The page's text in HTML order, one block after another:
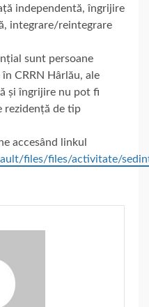
independentă, îngrijire
integrare/reintegrare
sunt persoane
CRRN Hârlău, ale
și îngrijire nu pot fi
rezidență de tip
accesând linkul
files/files/activitate/